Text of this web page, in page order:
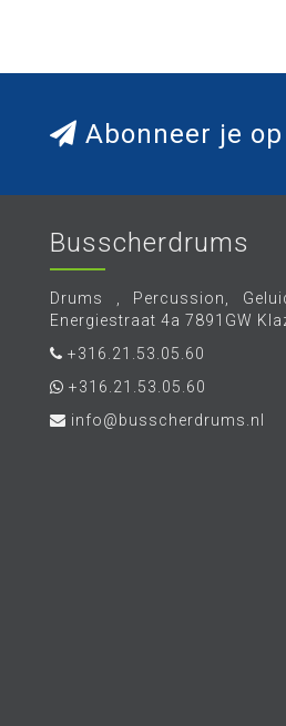
Abonneer je
Busscherdrums
Drums , Percussion,
Energiestraat 4a 7891GW
+316.21.53.05.60
+316.21.53.05.60
info@busscherdrums.nl